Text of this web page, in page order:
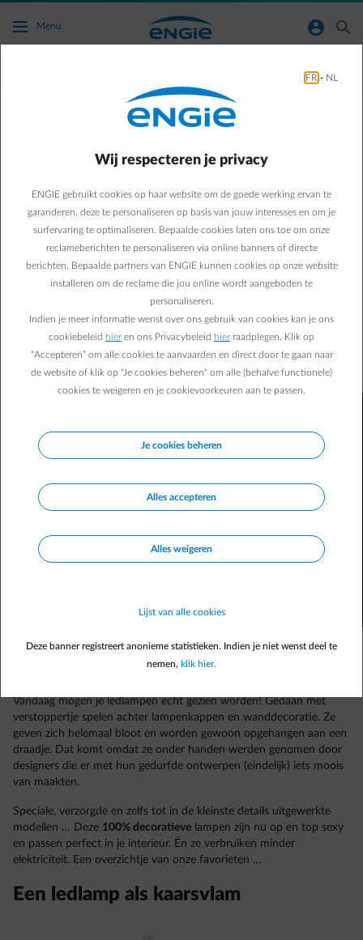
Ga naar de hoofdinhoud
Menu normal-account-circle search
Bespaartips
Ledlamp: design en
decoratie in één!
Daphné C.
Gepassioneerd door slimme producten
05/04/2017·2 min
Een ledlamp kan je niet bepaald sexy noemen … Of toch?
De nieuwe modellen bewijzen het tegendeel en veroveren
je interieur als topdesign decoratiestukken.
Vandaag mogen je ledlampen echt gezien worden! Gedaan met
verstoppertje spelen achter lampenkappen en wanddecoratie. Ze
geven zich helemaal bloot en worden gewoon opgehangen aan een
draadje. Dat komt omdat ze onder handen werden genomen door
designers die er met hun gedurfde ontwerpen (eindelijk) iets moois
van maakten.
Speciale, verzorgde en zelfs tot in de kleinste details uitgewerkte
modellen … Deze 100% decoratieve lampen zijn nu op en top sexy
en passen perfect in je interieur. Én ze verbruiken minder
elektriciteit. Een overzichtje van onze favorieten …
Een ledlamp als kaarsvlam
FR - NL
Wij respecteren je privacy
ENGIE gebruikt cookies op haar website om de goede werking ervan te
garanderen, deze te personaliseren op basis van jouw interesses en om je
surfervaring te optimaliseren. Bepaalde cookies laten ons toe om onze
reclameberichten te personaliseren via online banners of directe
berichten. Bepaalde partners van ENGIE kunnen cookies op onze website
installeren om de reclame die jou online wordt aangeboden te
personaliseren.
Indien je meer informatie wenst over ons gebruik van cookies kan je ons
cookiebeleid hier en ons Privacybeleid hier raadplegen. Klik op
“Accepteren” om alle cookies te aanvaarden en direct door te gaan naar
de website of klik op "Je cookies beheren" om alle (behalve functionele)
cookies te weigeren en je cookievoorkeuren aan te passen.
Je cookies beheren
Alles accepteren
Alles weigeren
Lijst van alle cookies
Deze banner registreert anonieme statistieken. Indien je niet wenst deel te
nemen, klik hier.